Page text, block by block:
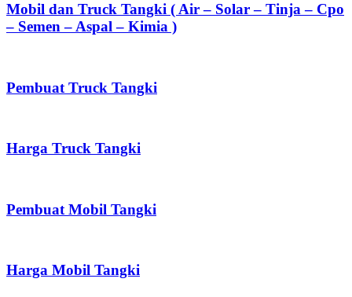
Mobil dan Truck Tangki ( Air – Solar – Tinja – Cpo
– Semen – Aspal – Kimia )
Pembuat Truck Tangki
Harga Truck Tangki
Pembuat Mobil Tangki
Harga Mobil Tangki